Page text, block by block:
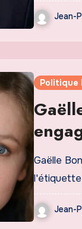
Jean-
Politique
Gaëlle
l'étiquette
Jean-